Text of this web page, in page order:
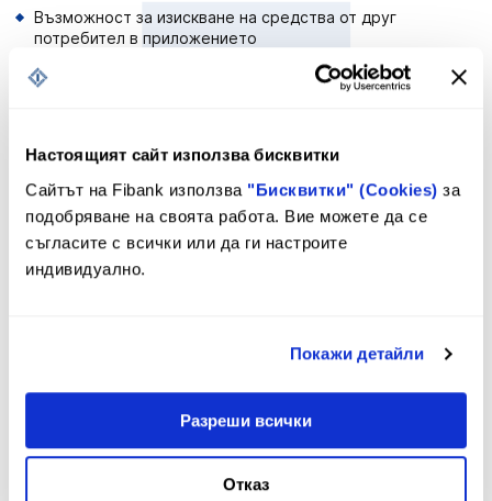
Настоящият сайт използва бисквитки
Сайтът на Fibank използва "Бисквитки" (Cookies) за
подобряване на своята работа. Вие можете да се
съгласите с всички или да ги настроите
индивидуално.
Покажи детайли
Разреши всички
Отказ
Възможност за изискване на средства от друг
потребител в приложението
Възможност да извършвате преводи в страната и в
проверете наличността, сумите на получените и
Погрижили сме се всички справки да бъдат
представени визуално с удобни графики;
Безплатна заявка за издаване на карта и безплатна
доставка до ваш адрес;
средства разполагате по картовите сметки, какъв е
в Apple Wallet за потребителите на iOS
в приложението My Fibank за потребителите на Android.